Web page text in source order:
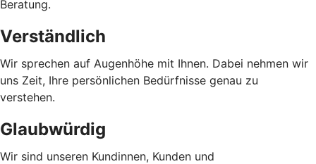
Beratung.
Verständlich
Wir sprechen auf Augenhöhe mit Ihnen. Dabei nehmen wir
uns Zeit, Ihre persönlichen Bedürfnisse genau zu
verstehen.
Glaubwürdig
Wir sind unseren Kundinnen, Kunden und